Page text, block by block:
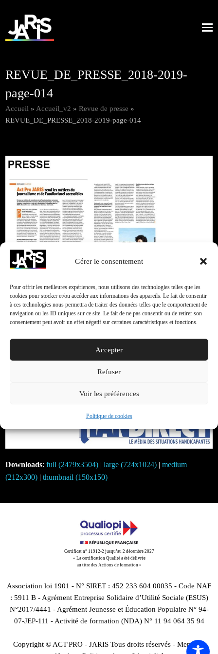
Gérer le consentement
Pour offrir les meilleures expériences, nous utilisons des technologies telles que les
cookies pour stocker et/ou accéder aux informations des appareils. Le fait de consentir
à ces technologies nous permettra de traiter des données telles que le comportement de
navigation ou les ID uniques sur ce site. Le fait de ne pas consentir ou de retirer son
consentement peut avoir un effet négatif sur certaines caractéristiques et fonctions.
Accepter
Refuser
Voir les préférences
Politique de cookies
REVUE_DE_PRESSE_2018-2019-
page-014
Accueil » Accueil_v2 »Revue de presse »
REVUE_DE_PRESSE_2018-2019-page-014
Downloads:full (2479x3504) |large (724x1024) |medium
(212x300) |thumbnail (150x150)
Certificat n° 11912-2 jusqu’au 2 décembre 2027
« La certification Qualité a été délivrée
au titre des Actions de formation »
Association loi 1901 - N° SIRET : 452 233 604 00035 - Code NAF
: 5911 B - Agrément Entreprise Solidaire d’Utilité Sociale (ESUS)
N°2017/4441 - Agrément Jeunesse et Éducation Populaire N° 94-
07-JEP-111 - Activité de formation (NDA) N° 11 94 064 35 94
Copyright © ACT'PRO - JARIS Tous droits réservés - Mentions